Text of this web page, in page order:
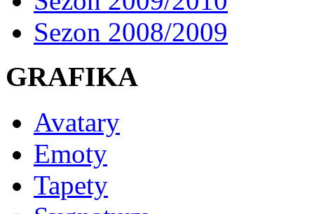
Sezon 2008/2009
GRAFIKA
Avatary
Emoty
Tapety